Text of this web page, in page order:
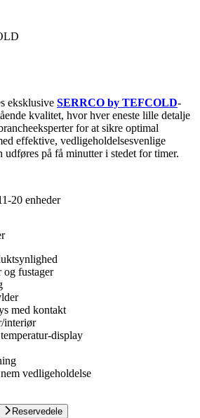
eksklusive SERRCO by TEFCOLD-
kvalitet, hvor hver eneste lille detalje
for at sikre optimal
effektive, vedligeholdelsesvenlige
udføres på få minutter i stedet for timer.
20 enheder
og fustager
med kontakt
interiør
display
vedligeholdelse
Reservedele